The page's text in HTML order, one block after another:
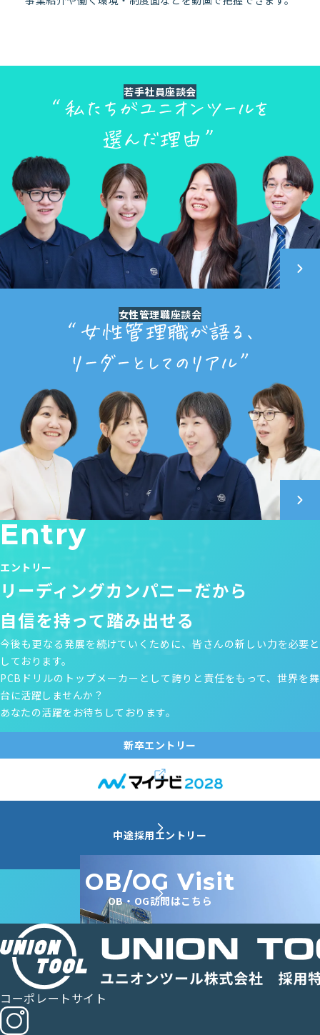
若手社員座談会
女性管理職座談会
Entry
エントリー
リーディングカンパニーだから
自信を持って踏み出せる
今後も更なる発展を続けていくために、皆さんの新しい力を必要と
しております。
PCBドリルのトップメーカーとして誇りと責任をもって、世界を舞
台に活躍しませんか？
あなたの活躍をお待ちしております。
新卒エントリー
中途採用エントリー
OB/OG Visit
OB・OG訪問はこちら
コーポレートサイト